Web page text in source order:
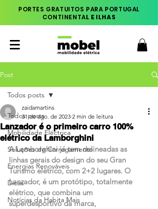
PORTES GRATUITOS PARA PORTUGAL
CONTINENTAL E ILHAS
Post
Todos posts
Mobilidade Eléctrica
Soluções de Carregamento
Energias Renováveis
Dicas
Notícias da Habita Mais
Todos posts
Lanzador é o primeiro carro 100%
elétrico da Lamborghini
zaidamartins
31 de ago. de 2023 2 min de leitura
A Lamborghini já tem delineadas as
linhas gerais do design do seu Gran
Turismo elétrico, com 2+2 lugares. O
Lanzador, é um protótipo, totalmente
elétrico, que combina um
superdesportivo da marca,